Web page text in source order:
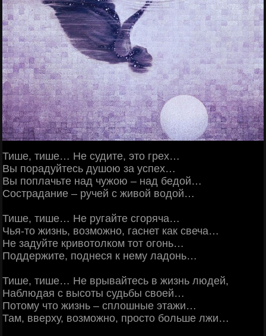
Тише, тише… Не судите, это грех…
Вы порадуйтесь душою за успех…
Вы поплачьте над чужою – над бедой…
Сострадание – ручей с живой водой…
Тише, тише… Не ругайте сгоряча…
Чья-то жизнь, возможно, гаснет как свеча…
Не задуйте кривотолком тот огонь…
Поддержите, поднеся к нему ладонь…
Тише, тише… Не врывайтесь в жизнь людей,
Наблюдая с высоты судьбы своей…
Потому что жизнь – сплошные этажи…
Там, вверху, возможно, просто больше лжи…